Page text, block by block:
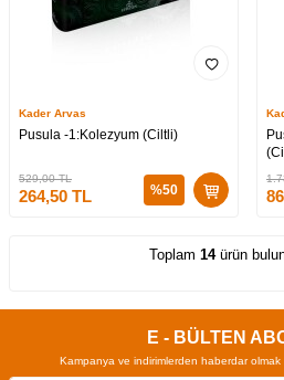
Kader Arvas
Pusula -1:Kolezyum (Ciltli)
529,00TL
264,50 TL %50
Toplam 14ürün
E - BÜLTEN
Kampanya ve indirimlerden haberdar